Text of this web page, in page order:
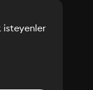
isteyenler